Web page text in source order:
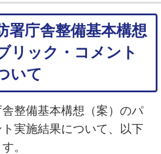
署庁舎整備基本構想
リック・コメント
いて
整備基本構想（案）のパ
実施結果について、以下
。